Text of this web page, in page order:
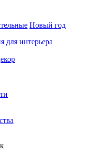
Новый год
для интерьера